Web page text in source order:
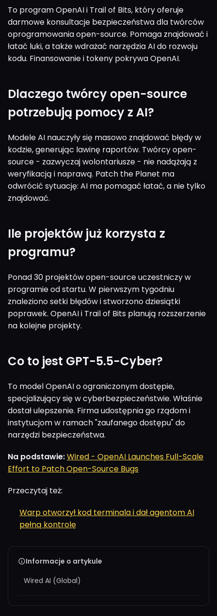
To program OpenAI i Trail of Bits, który oferuje
darmowe konsultacje bezpieczeństwa dla twórców
oprogramowania open-source. Pomaga znajdować i
łatać luki, a także wdrażać narzędzia AI do rozwoju
kodu. Finansowanie i tokeny pokrywa OpenAI.
Dlaczego twórcy open-source
potrzebują pomocy z AI?
Modele AI nauczyły się masowo znajdować błędy w
kodzie, generując lawinę raportów. Twórcy open-
source - zazwyczaj wolontariusze - nie nadążają z
weryfikacją i naprawą. Patch the Planet ma
odwrócić sytuację: AI ma pomagać łatać, a nie tylko
znajdować.
Ile projektów już korzysta z
programu?
Ponad 30 projektów open-source uczestniczy w
programie od startu. W pierwszym tygodniu
znaleziono setki błędów i stworzono dziesiątki
poprawek. OpenAI i Trail of Bits planują rozszerzenie
na kolejne projekty.
Co to jest GPT-5.5-Cyber?
To model OpenAI o ograniczonym dostępie,
specjalizujący się w cyberbezpieczeństwie. Właśnie
dostał ulepszenie. Firma udostępnia go rządom i
instytucjom w ramach "zaufanego dostępu" do
narzędzi bezpieczeństwa.
Na podstawie:Wired - OpenAI Launches Full-Scale
Effort to Patch Open-Source Bugs
Przeczytaj też:
Warp otworzył kod terminala i dał agentom AI
pełną kontrolę
Informacje o artykule
Wired AI (Global)